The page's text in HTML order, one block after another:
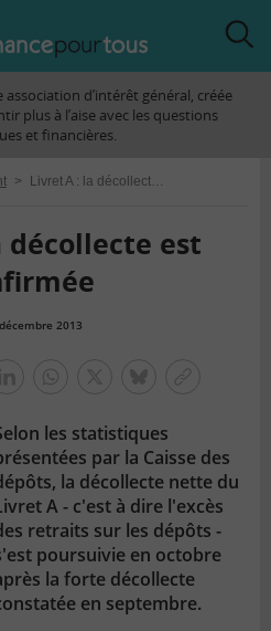
d’intérêt général, créée
plus à l’aise avec les questions
et financières.
> Livret A : la décollecte est confirmée
décollecte est
2013
les statistiques
par la Caisse des
la décollecte nette du
A - c'est à dire l'excès
retraits sur les dépôts -
poursuivie en octobre
la forte décollecte
en septembre.